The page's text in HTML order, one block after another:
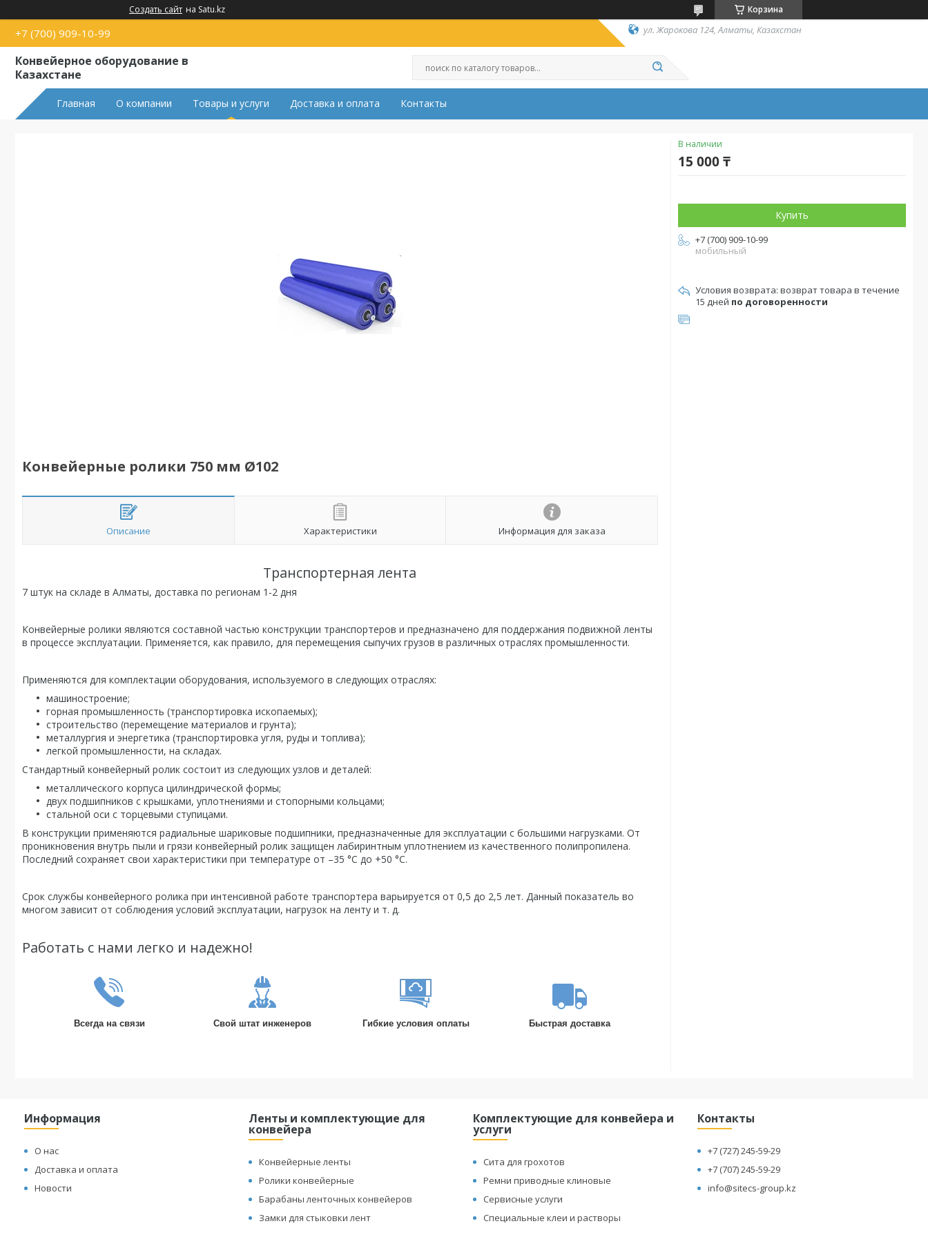
Создать сайт на Satu.kz Корзина
+7 (700) 909-10-99 ул. Жарокова 124, Алматы, Казахстан
Конвейерное оборудование в
Казахстане
Главная О компании Товары и услуги Доставка и оплата Контакты
Конвейерные ролики 750 мм Ø102
Описание Характеристики Информация для заказа
Транспортерная лента
7 штук на складе в Алматы, доставка по регионам 1-2 дня
Конвейерные ролики являются составной частью конструкции транспортеров и предназначено для поддержания подвижной ленты
в процессе эксплуатации. Применяется, как правило, для перемещения сыпучих грузов в различных отраслях промышленности.
Применяются для комплектации оборудования, используемого в следующих отраслях:
машиностроение;
горная промышленность (транспортировка ископаемых);
строительство (перемещение материалов и грунта);
металлургия и энергетика (транспортировка угля, руды и топлива);
легкой промышленности, на складах.
Стандартный конвейерный ролик состоит из следующих узлов и деталей:
металлического корпуса цилиндрической формы;
двух подшипников с крышками, уплотнениями и стопорными кольцами;
стальной оси с торцевыми ступицами.
В конструкции применяются радиальные шариковые подшипники, предназначенные для эксплуатации с большими нагрузками. От
проникновения внутрь пыли и грязи конвейерный ролик защищен лабиринтным уплотнением из качественного полипропилена.
Последний сохраняет свои характеристики при температуре от –35 °С до +50 °С.
Срок службы конвейерного ролика при интенсивной работе транспортера варьируется от 0,5 до 2,5 лет. Данный показатель во
многом зависит от соблюдения условий эксплуатации, нагрузок на ленту и т. д.
Работать с нами легко и надежно!
Всегда на связи Свой штат инженеров Гибкие условия оплаты Быстрая доставка
В наличии
15 000 ₸
Купить
+7 (700) 909-10-99
мобильный
возврат товара в течение
15 дней по договоренности
Информация
О нас
Доставка и оплата
Новости
Ленты и комплектующие для
конвейера
Конвейерные ленты
Ролики конвейерные
Барабаны ленточных конвейеров
Замки для стыковки лент
Комплектующие для конвейера и
услуги
Сита для грохотов
Ремни приводные клиновые
Сервисные услуги
Специальные клеи и растворы
Контакты
+7 (727) 245-59-29
+7 (707) 245-59-29
info@sitecs-group.kz